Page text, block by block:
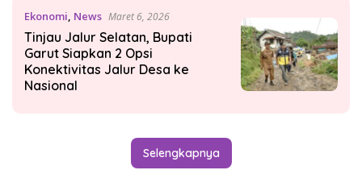
Ekonomi, News Maret 6, 2026
Tinjau Jalur Selatan, Bupati
Garut Siapkan 2 Opsi
Konektivitas Jalur Desa ke
Nasional
Selengkapnya